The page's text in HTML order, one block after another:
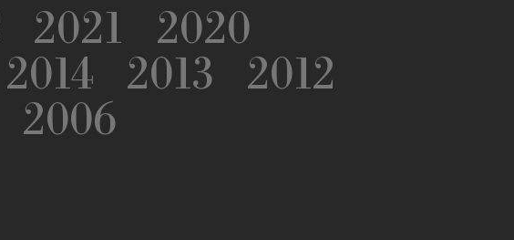
2021
2020
2014 2013
2012
2006